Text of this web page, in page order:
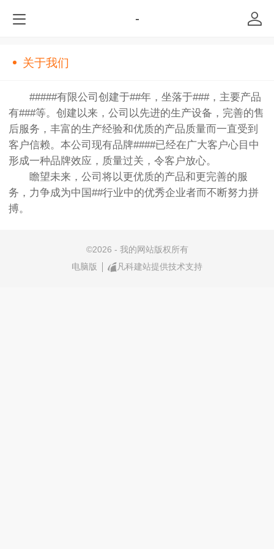
-
关于我们
#####有限公司创建于##年，坐落于###，主要产品
有###等。创建以来，公司以先进的生产设备，完善的售
后服务，丰富的生产经验和优质的产品质量而一直受到
客户信赖。本公司现有品牌####已经在广大客户心目中
形成一种品牌效应，质量过关，令客户放心。
瞻望未来，公司将以更优质的产品和更完善的服
务，力争成为中国##行业中的优秀企业者而不断努力拼
搏。
©2026 - 我的网站版权所有
电脑版
凡科建站提供技术支持